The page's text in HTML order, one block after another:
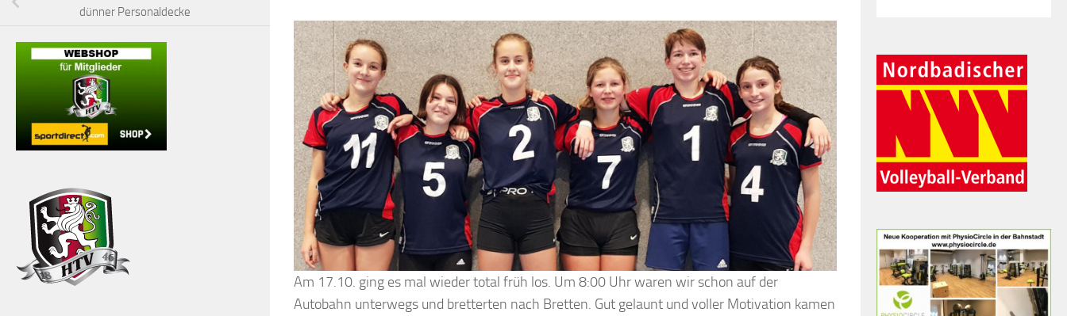
Am 17.10. ging es mal wieder total früh los. Um 8:00 Uhr waren wir schon auf der
Autobahn unterwegs und bretterten nach Bretten. Gut gelaunt und voller Motivation kamen
dünner Personaldecke